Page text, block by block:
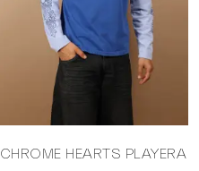
CHROME HEARTS PLAYERA